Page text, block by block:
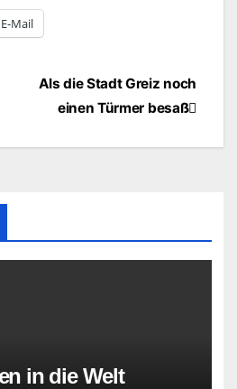
E-Mail
Als die Stadt Greiz noch
einen Türmer besaß
in die Welt